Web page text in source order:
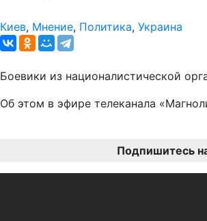
Киев, Мнение, Политика, Украина
Боевики из националистической
Об этом в эфире телеканала
Подпишитесь